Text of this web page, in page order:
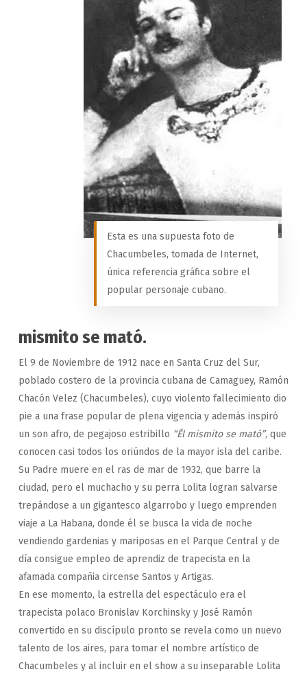
Esta es una supuesta foto de
Chacumbeles, tomada de Internet,
única referencia gráfica sobre el
popular personaje cubano.
mismito se mató.
El 9 de Noviembre de 1912 nace en Santa Cruz del Sur,
poblado costero de la provincia cubana de Camaguey, Ramón
Chacón Velez (Chacumbeles), cuyo violento fallecimiento dio
pie a una frase popular de plena vigencia y además inspiró
un son afro, de pegajoso estribillo “Él mismito se mató”, que
conocen casi todos los oriúndos de la mayor isla del caribe.
Su Padre muere en el ras de mar de 1932, que barre la
ciudad, pero el muchacho y su perra Lolita logran salvarse
trepándose a un gigantesco algarrobo y luego emprenden
viaje a La Habana, donde él se busca la vida de noche
vendiendo gardenias y mariposas en el Parque Central y de
día consigue empleo de aprendiz de trapecista en la
afamada compañia circense Santos y Artigas.
En ese momento, la estrella del espectáculo era el
trapecista polaco Bronislav Korchinsky y José Ramón
convertido en su discípulo pronto se revela como un nuevo
talento de los aires, para tomar el nombre artístico de
Chacumbeles y al incluir en el show a su inseparable Lolita